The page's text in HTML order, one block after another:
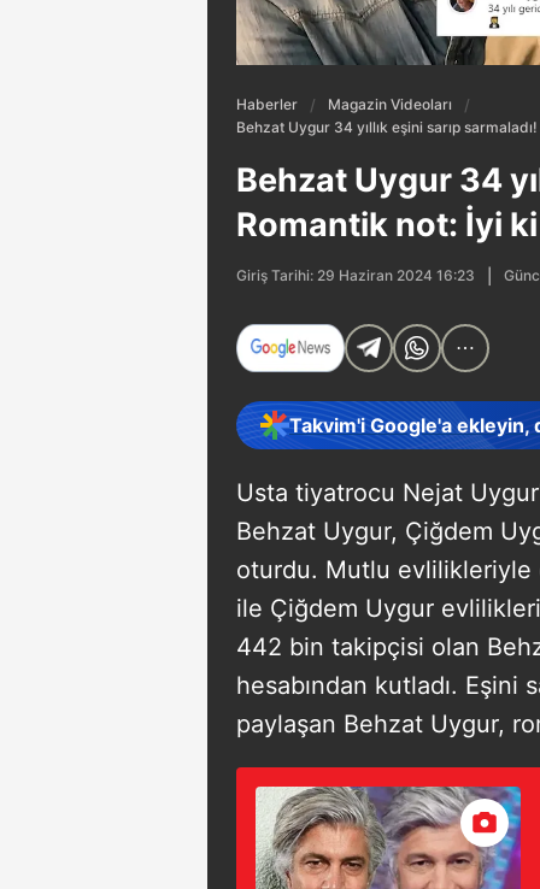
Haberler
Magazin Videoları
Behzat Uygur 34 yıllık eşini sarıp
Behzat Uygur 34
Romantik not: İyi
Giriş Tarihi: 29 Haziran 2024 16:23
Takvim'i Google'a ekleyin,
Usta tiyatrocu Nejat
Behzat Uygur, Çiğdem
oturdu. Mutlu
ile Çiğdem Uygur
442 bin takipçisi olan
hesabından kutladı. Eşini
paylaşan Behzat Uygur,